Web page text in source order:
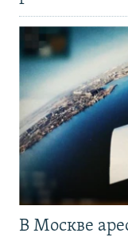
В Москве